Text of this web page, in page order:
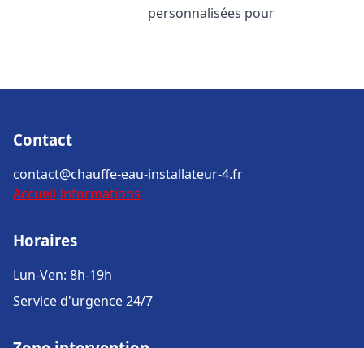
personnalisées pour
Contact
contact@chauffe-eau-installateur-4.fr
Accueil Informations
Horaires
Lun-Ven: 8h-19h
Service d'urgence 24/7